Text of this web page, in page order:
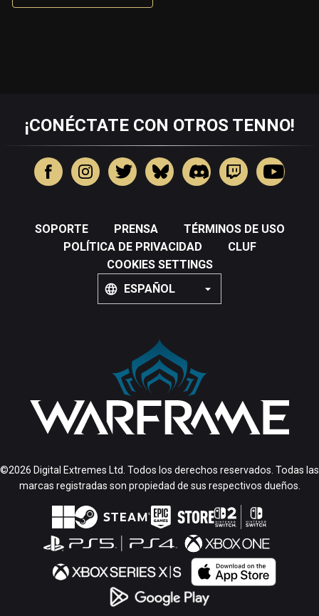
¡CONÉCTATE CON OTROS TENNO!
SOPORTE PRENSA
TÉRMINOS DE USO
POLÍTICA DE PRIVACIDAD
CLUF
COOKIES SETTINGS
ESPAÑOL
©2026 Digital Extremes Ltd. Todos los derechos reservados. Todas las
marcas registradas son propiedad de sus respectivos dueños.